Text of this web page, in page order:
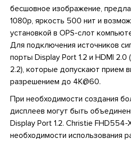
бесшовное изображение,
1080p, яркость 500 нит и
установкой в OPS-слот
Для подключения источников
порты Display Port 1.2 и HDMI
2.2), которые допускают прием
разрешением до 4K@60.
При необходимости создания
дисплеев могут быть
Display Port 1.2. Christie FHD554-
необходимости использования